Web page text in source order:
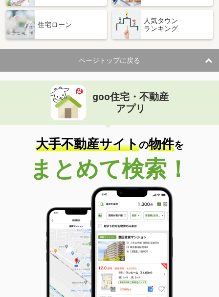
住宅ローン
人気タウン
ランキング
ページトップに戻る
goo住宅・不動産
アプリ
大手不動産サイトの物件を
まとめて検索！